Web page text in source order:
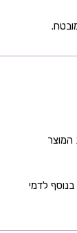
המוצר
לדמי